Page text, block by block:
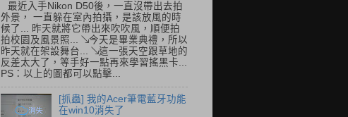
最近入手Nikon D50後，一直沒帶出去拍
外景， 一直躲在室內拍攝，是該放風的時
候了... 昨天就將它帶出來吹吹風，順便拍
拍校園及風景照... ↘今天是畢業典禮，所以
昨天就在架設舞台... ↘這一張天空跟草地的
反差太大了，等手好一點再來學習搖黑卡...
PS：以上的圖都可以點擊...
[抓蟲] 我的Acer筆電藍牙功能
在win10消失了